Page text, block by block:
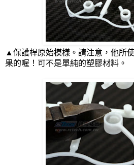
▲保護桿原始模樣。請注意，他所
果的喔！可不是單純的塑膠材料。